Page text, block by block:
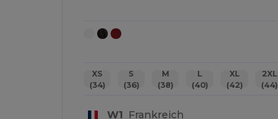
XS
(34)
S
(36)
M
(38)
L
(40)
XL
(42)
2XL
(44)
W1 Frankreich